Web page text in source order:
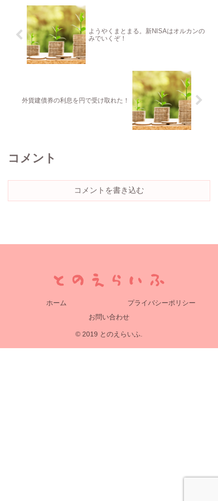
ようやくまとまる。新NISAはオルカンの
みでいくぞ！
外貨建債券の利息を円で受け取れた！
コメント
コメントを書き込む
ホーム
プライバシーポリシー
お問い合わせ
© 2019 とのえらいふ.